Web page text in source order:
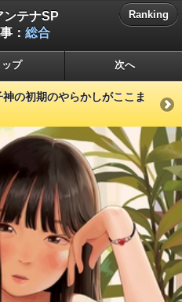
ンテナSP
： 総合
Ranking
ップ 次へ
の初期のやらかしがここま